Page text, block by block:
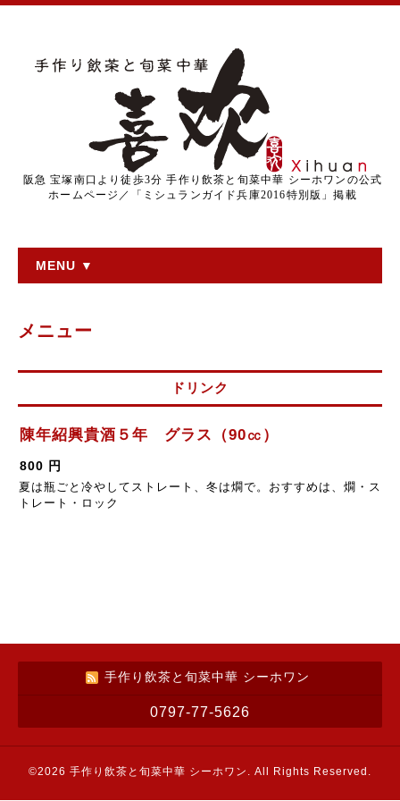
阪急 宝塚南口より徒歩3分 手作り飲茶と旬菜中華 シーホワンの公式
ホームページ／「ミシュランガイド兵庫2016特別版」掲載
MENU ▼
メニュー
ドリンク
陳年紹興貴酒５年 グラス（90㏄）
800 円
夏は瓶ごと冷やしてストレート、冬は燗で。おすすめは、燗・ス
トレート・ロック
手作り飲茶と旬菜中華 シーホワン
0797-77-5626
©2026 手作り飲茶と旬菜中華 シーホワン . All Rights Reserved.